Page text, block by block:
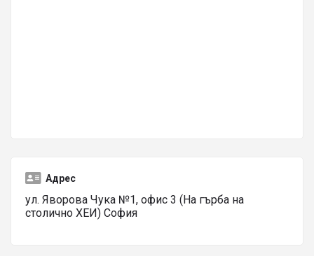
Адрес
ул. Яворова Чука №1, офис 3 (На гърба на
столично ХЕИ) София